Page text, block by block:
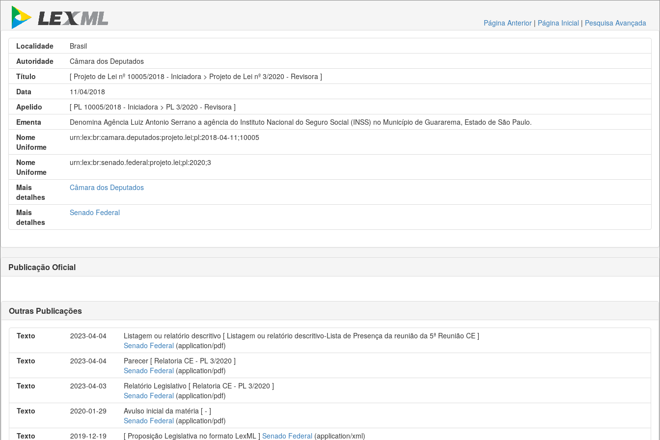
Página Anterior | Página Inicial | Pesquisa Avançada
Localidade
Brasil
Autoridade
Câmara dos Deputados
Título
[ Projeto de Lei nº 10005/2018 - Iniciadora > Projeto de Lei nº 3/2020 - Revisora ]
Data
11/04/2018
Apelido
[ PL 10005/2018 - Iniciadora > PL 3/2020 - Revisora ]
Ementa
Denomina Agência Luiz Antonio Serrano a agência do Instituto Nacional do Seguro Social (INSS) no Município de Guararema, Estado de São Paulo.
Nome
Uniforme
urn:lex:br:camara.deputados:projeto.lei;pl:2018-04-11;10005
Nome
Uniforme
urn:lex:br:senado.federal:projeto.lei;pl:2020;3
Mais
detalhes
Câmara dos Deputados
Mais
detalhes
Senado Federal
Publicação Oficial
Outras Publicações
Texto 2023-04-04
Listagem ou relatório descritivo [ Listagem ou relatório descritivo-Lista de Presença da reunião da 5ª Reunião CE ]
Senado Federal (application/pdf)
Texto
2023-04-04
Parecer [ Relatoria CE - PL 3/2020 ]
Senado Federal (application/pdf)
Texto
2023-04-03
Relatório Legislativo [ Relatoria CE - PL 3/2020 ]
Senado Federal (application/pdf)
Texto
2020-01-29
Avulso inicial da matéria [ - ]
Senado Federal (application/pdf)
Texto
2019-12-19 [ Proposição Legislativa no formato LexML ] Senado Federal (application/xml)